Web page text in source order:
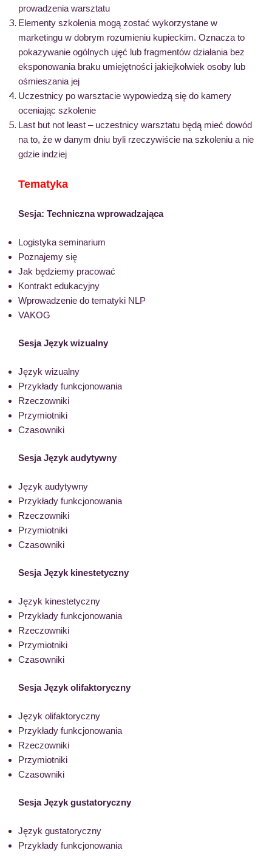
prowadzenia warsztatu
Elementy szkolenia mogą zostać wykorzystane w
marketingu w dobrym rozumieniu kupieckim. Oznacza to
pokazywanie ogólnych ujęć lub fragmentów działania bez
eksponowania braku umiejętności jakiejkolwiek osoby lub
ośmieszania jej
Uczestnicy po warsztacie wypowiedzą się do kamery
oceniając szkolenie
Last but not least – uczestnicy warsztatu będą mieć dowód
na to, że w danym dniu byli rzeczywiście na szkoleniu a nie
gdzie indziej
Tematyka
Sesja: Techniczna wprowadzająca
Logistyka seminarium
Poznajemy się
Jak będziemy pracować
Kontrakt edukacyjny
Wprowadzenie do tematyki NLP
VAKOG
Sesja Język wizualny
Język wizualny
Przykłady funkcjonowania
Rzeczowniki
Przymiotniki
Czasowniki
Sesja Język audytywny
Język audytywny
Przykłady funkcjonowania
Rzeczowniki
Przymiotniki
Czasowniki
Sesja Język kinestetyczny
Język kinestetyczny
Przykłady funkcjonowania
Rzeczowniki
Przymiotniki
Czasowniki
Sesja Język olifaktoryczny
Język olifaktoryczny
Przykłady funkcjonowania
Rzeczowniki
Przymiotniki
Czasowniki
Sesja Język gustatoryczny
Język gustatoryczny
Przykłady funkcjonowania